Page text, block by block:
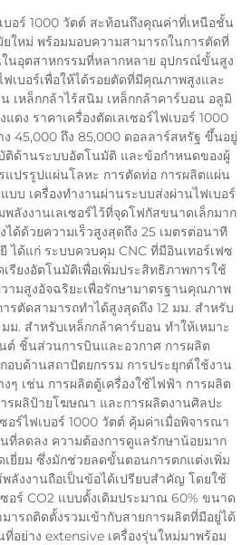
บอร์ 1000 วัตต์ สะท้อนถึงคุณค่าที่เหนือชั้น
ใหม่ พร้อมมอบความสามารถในการตัดที่
นอุตสาหกรรมที่หลากหลาย อุปกรณ์ขั้นสูง
ฟเบอร์เพื่อให้ได้รอยตัดที่มีคุณภาพสูงและ
เหล็กกล้าไร้สนิม เหล็กกล้าคาร์บอน อลูมิ
ดง ราคาเครื่องตัดเลเซอร์ไฟเบอร์ 1000
ง 45,000 ถึง 85,000 ดอลลาร์สหรัฐ ขึ้นอยู่
ด้านระบบอัตโนมัติ และข้อกำหนดของผู้
แปรรูปแผ่นโลหะ การตัดท่อ การผลิตแผ่น
บ เครื่องทำงานผ่านระบบส่งผ่านไฟเบอร์
ลังงานเลเซอร์ไว้ที่จุดโฟกัสขนาดเล็กมาก
ด้ด้วยความเร็วสูงสุดถึง 25 เมตรต่อนาที
ได้แก่ ระบบควบคุม CNC ที่มีอินเทอร์เฟซ
รียงอัตโนมัติเพื่อเพิ่มประสิทธิภาพการใช้
ามสูงอัจฉริยะเพื่อรักษามาตรฐานคุณภาพ
รตัดสามารถทำได้สูงสุดถึง 12 มม. สำหรับ
ม. สำหรับเหล็กกล้าคาร์บอน ทำให้เหมาะ
ชิ้นส่วนการบินและอวกาศ การผลิต
อบด้านสถาปัตยกรรม การประยุกต์ใช้งาน
ๆ เช่น การผลิตตู้เครื่องใช้ไฟฟ้า การผลิต
ารผลิป้ายโฆษณา และการผลิตงานศิลปะ
อร์ไฟเบอร์ 1000 วัตต์ คุ้มค่าเมื่อพิจารณา
ที่ลดลง ความต้องการดูแลรักษาน้อยมาก
ยี่ยม ซึ่งมักช่วยลดขั้นตอนการตกแต่งเพิ่ม
ลังงานถือเป็นข้อได้เปรียบสำคัญ โดยใช้
อร์ CO2 แบบดั้งเดิมประมาณ 60% ขนาด
ารถติดตั้งรวมเข้ากับสายการผลิตที่มีอยู่ได้
อย่าง extensive เครื่องรุ่นใหม่มาพร้อม